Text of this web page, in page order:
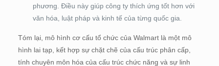
phương. Điều này giúp công ty thích ứng tốt hơn với
văn hóa, luật pháp và kinh tế của từng quốc gia.
Tóm lại, mô hình cơ cấu tổ chức của Walmart là một mô
hình lai tạp, kết hợp sự chặt chẽ của cấu trúc phân cấp,
tính chuyên môn hóa của cấu trúc chức năng và sự linh